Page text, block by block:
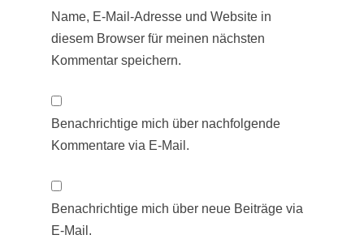
Name, E-Mail-Adresse und Website in
diesem Browser für meinen nächsten
Kommentar speichern.
Benachrichtige mich über nachfolgende
Kommentare via E-Mail.
Benachrichtige mich über neue Beiträge via
E-Mail.